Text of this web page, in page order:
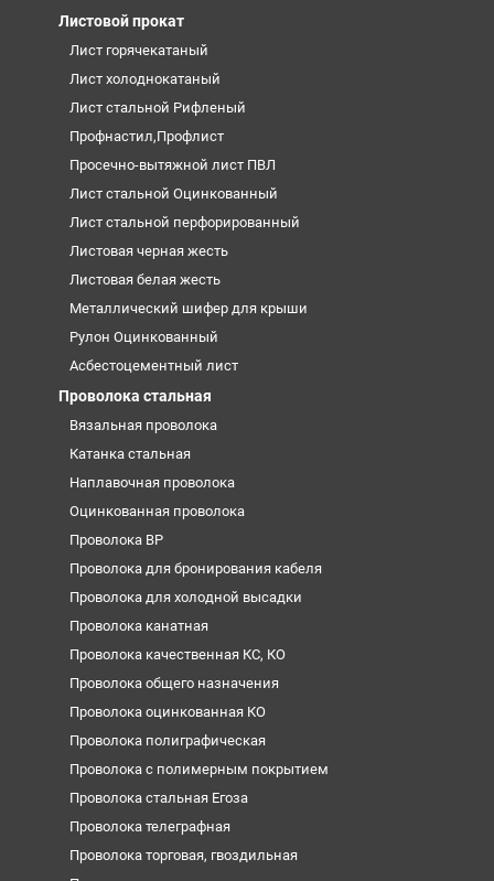
Листовой прокат
Лист горячекатаный
Лист холоднокатаный
Лист стальной Рифленый
Профнастил,Профлист
Просечно-вытяжной лист ПВЛ
Лист стальной Оцинкованный
Лист стальной перфорированный
Листовая черная жесть
Листовая белая жесть
Металлический шифер для крыши
Рулон Оцинкованный
Асбестоцементный лист
Проволока стальная
Вязальная проволока
Катанка стальная
Наплавочная проволока
Оцинкованная проволока
Проволока ВР
Проволока для бронирования кабеля
Проволока для холодной высадки
Проволока канатная
Проволока качественная КС, КО
Проволока общего назначения
Проволока оцинкованная КО
Проволока полиграфическая
Проволока с полимерным покрытием
Проволока стальная Егоза
Проволока телеграфная
Проволока торговая, гвоздильная